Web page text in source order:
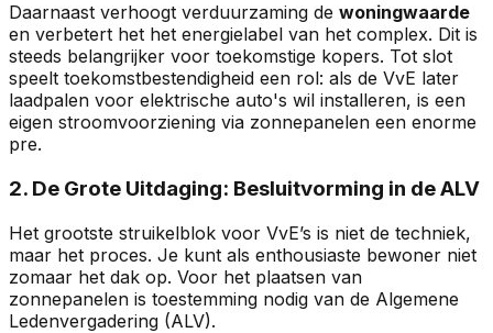
Daarnaast verhoogt verduurzaming de woningwaarde
en verbetert het het energielabel van het complex. Dit is
steeds belangrijker voor toekomstige kopers. Tot slot
speelt toekomstbestendigheid een rol: als de VvE later
laadpalen voor elektrische auto's wil installeren, is een
eigen stroomvoorziening via zonnepanelen een enorme
pre.
2. De Grote Uitdaging: Besluitvorming in de ALV
Het grootste struikelblok voor VvE’s is niet de techniek,
maar het proces. Je kunt als enthousiaste bewoner niet
zomaar het dak op. Voor het plaatsen van
zonnepanelen is toestemming nodig van de Algemene
Ledenvergadering (ALV).